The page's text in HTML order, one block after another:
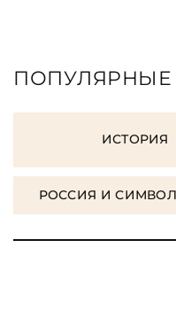
ПОПУЛЯРНЫЕ
ИСТОРИЯ
РОССИЯ И